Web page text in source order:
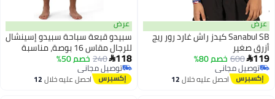
Sanabul SB كيدز راش غارد رور ريج
خصم 80%
احصل عليه خلال12
اغسطس
عرض
سبيدو قبعة سباحة سبيدو إسينشال
للرجال مقاس 16 بوصة، مناسبة
للرجال والنساء والأطفال - مصنوعة
من السيليكون المتين، مريحة، مثالية
للتدريب والاستخدام الاحترافي
240خصم 50%
توصيل مجاني
توصيل مجانياحصل عليه خلال12
اغسطس